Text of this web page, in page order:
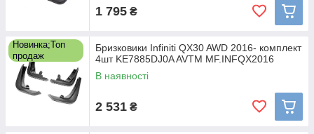
1 795 ₴
Новинка;Топ
продаж
Бризковики Infiniti QX30 AWD 2016- комплект
4шт KE7885DJ0A AVTM MF.INFQX2016
В наявності
2 531 ₴